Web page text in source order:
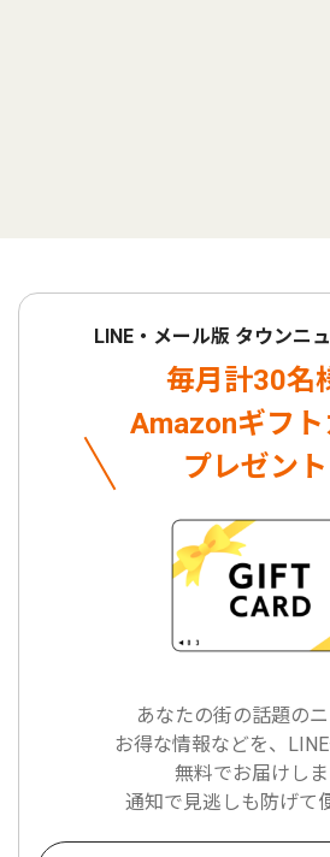
LINE・メール版 タウンニ
毎月計30名
Amazonギフト
プレゼント
あなたの街の話題の
お得な情報などを、
無料でお届けしま
通知で見逃しも防げて